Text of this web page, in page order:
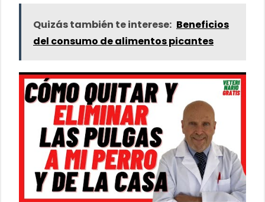
Quizás también te interese: Beneficios
del consumo de alimentos picantes